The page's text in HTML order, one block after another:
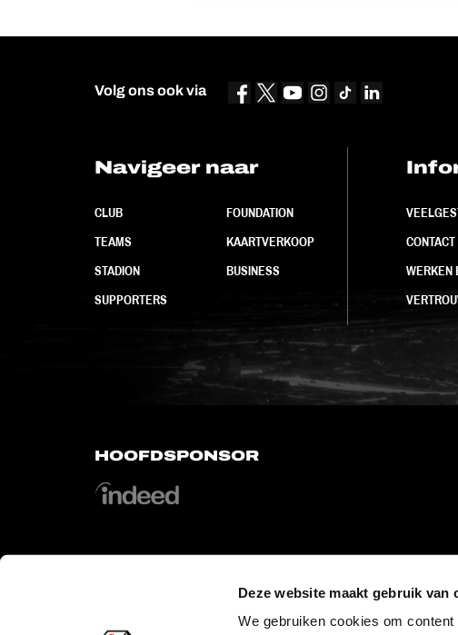
Deze website maakt gebruik van
We gebruiken cookies om
Volg ons ook via
Navigeer naar
CLUB
TEAMS
STADION
SUPPORTERS
FOUNDATION
KAARTVERKOOP
BUSINESS
CONTACT
WERKEN
HOOFDSPONSOR
OFFICIAL PARTNERS